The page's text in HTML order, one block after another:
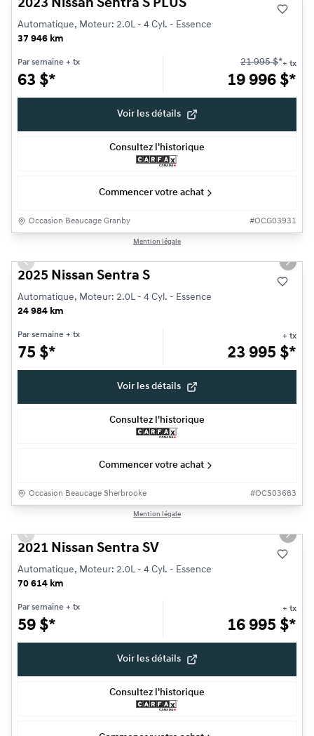
2023 Nissan Sentra S PLUS
Automatique, Moteur: 2.0L - 4 Cyl. - Essence
37 946 km
Par semaine + tx
63 $*
21 995$*+ tx
19 996 $*
Voir les détails
Consultez l'historique
Commencer votre achat
Occasion Beaucage Granby #OCG03931
Mention légale
Previous slide Next
2025 Nissan Sentra S
Automatique, Moteur: 2.0L - 4 Cyl. - Essence
24 984 km
Par semaine + tx
75 $*
+ tx
23 995 $*
Voir les détails
Consultez l'historique
Commencer votre achat
Occasion Beaucage Sherbrooke #OCS03683
Mention légale
Previous slide Next
2021 Nissan Sentra SV
Automatique, Moteur: 2.0L - 4 Cyl. - Essence
70 614 km
Par semaine + tx
59 $*
+ tx
16 995 $*
Voir les détails
Consultez l'historique